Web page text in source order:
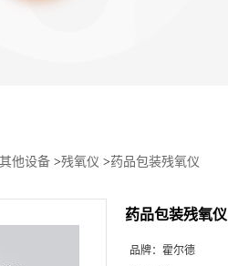
其他设备 >残氧仪 >药品包装残氧仪
药品包装残氧仪
品牌： 霍尔德